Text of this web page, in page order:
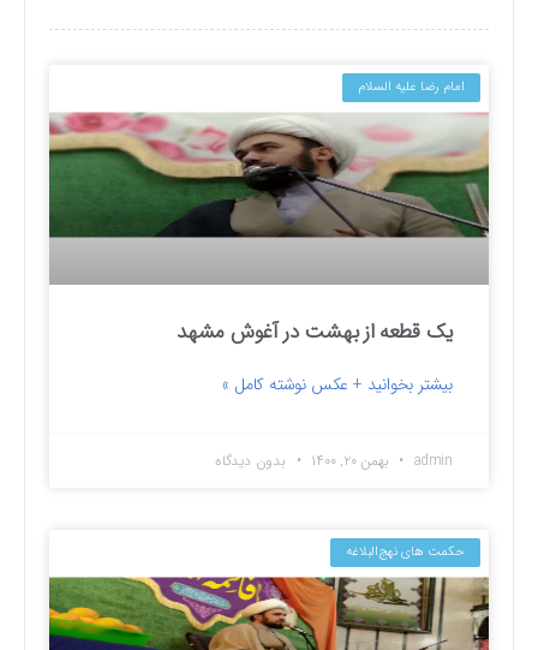
امام رضا علیه السلام
یک قطعه از بهشت در آغوش مشهد
بیشتر بخوانید + عکس نوشته کامل »
admin بهمن ۲۰, ۱۴۰۰ بدون دیدگاه
حکمت های نهج‌البلاغه